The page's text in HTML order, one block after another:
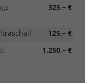
325,– €
125,– €
1.250,– €